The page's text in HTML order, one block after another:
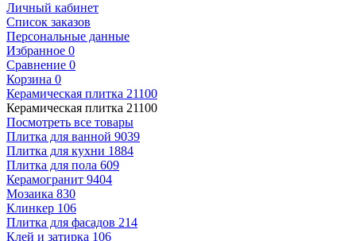
Личный кабинет
Список заказов
Персональные данные
Избранное 0
Сравнение 0
Корзина 0
Керамическая плитка 21100
Керамическая плитка 21100
Посмотреть все товары
Плитка для ванной 9039
Плитка для кухни 1884
Плитка для пола 609
Керамогранит 9404
Мозаика 830
Клинкер 106
Плитка для фасадов 214
Клей и затирка 106